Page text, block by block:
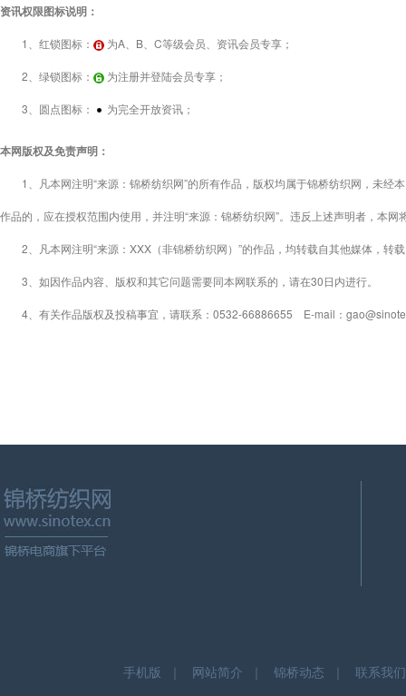
资讯权限图标说明：
1、红锁图标： 为A、B、C等级会员、资讯会员专享；
2、绿锁图标： 为注册并登陆会员专享；
3、圆点图标： 为完全开放资讯；
本网版权及免责声明：
1、凡本网注明“来源：锦桥纺织网”的所有作品，版权均属于锦桥纺织网，未经
作品的，应在授权范围内使用，并注明“来源：锦桥纺织网”。违反上述声明者，本网
2、凡本网注明“来源：XXX（非锦桥纺织网）”的作品，均转载自其他媒体，转
3、如因作品内容、版权和其它问题需要同本网联系的，请在30日内进行。
4、有关作品版权及投稿事宜，请联系：0532-66886655 E-mail：
手机版 ｜ 网站简介 ｜ 锦桥动态 ｜ 联系我们